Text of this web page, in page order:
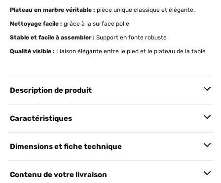
Plateau en marbre véritable : pièce unique classique et élégante.
Nettoyage facile : grâce à la surface polie
Stable et facile à assembler : Support en fonte robuste
Qualité visible : Liaison élégante entre le pied et le plateau de la table
Description de produit
Caractéristiques
Dimensions et fiche technique
Contenu de votre livraison